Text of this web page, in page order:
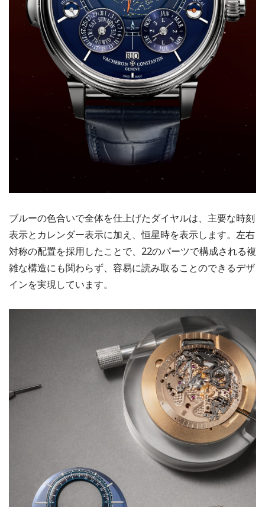
ブルーの色合いで全体を仕上げたダイヤルは、主要な時刻
表示とカレンダー表示に加え、恒星時を表示します。左右
対称の配置を採用したことで、22のパーツで構成される複
雑な構造にも関わらず、容易に読み取ることのできるデザ
インを実現しています。